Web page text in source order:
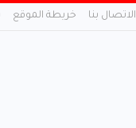
الاتصال بنا خريطة الموقع